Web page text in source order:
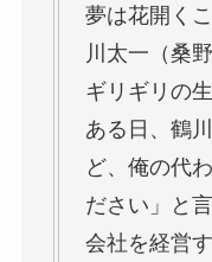
夢は花開く
川太一（桑
ギリギリの
ある日、鶴
ど、俺の代
ださい」と
会社を経営